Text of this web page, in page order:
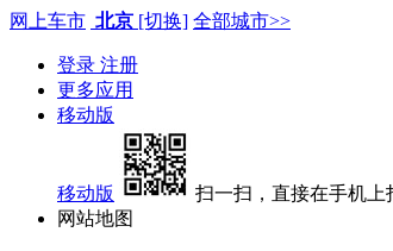
网上车市 北京 [切换] 全部城市>>
登录 注册
更多应用
移动版
移动版
扫一扫，直接在手机上
网站地图